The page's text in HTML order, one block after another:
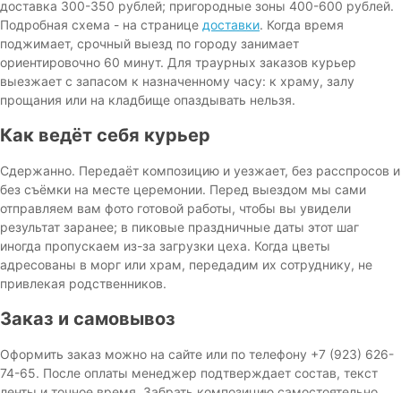
доставка 300-350 рублей; пригородные зоны 400-600 рублей.
Подробная схема - на странице доставки. Когда время
поджимает, срочный выезд по городу занимает
ориентировочно 60 минут. Для траурных заказов курьер
выезжает с запасом к назначенному часу: к храму, залу
прощания или на кладбище опаздывать нельзя.
Как ведёт себя курьер
Сдержанно. Передаёт композицию и уезжает, без расспросов и
без съёмки на месте церемонии. Перед выездом мы сами
отправляем вам фото готовой работы, чтобы вы увидели
результат заранее; в пиковые праздничные даты этот шаг
иногда пропускаем из-за загрузки цеха. Когда цветы
адресованы в морг или храм, передадим их сотруднику, не
привлекая родственников.
Заказ и самовывоз
Оформить заказ можно на сайте или по телефону +7 (923) 626-
74-65. После оплаты менеджер подтверждает состав, текст